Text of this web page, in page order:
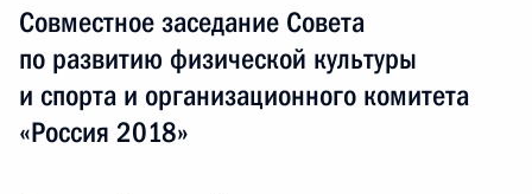
Совместное заседание Совета
по развитию физической культуры
и спорта и организационного комитета
«Россия 2018»